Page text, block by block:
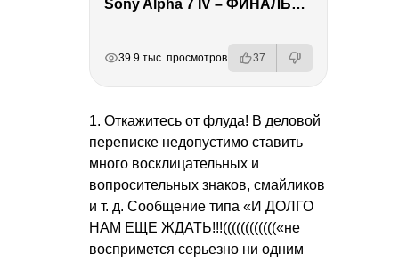
Sony Alpha 7 IV – ФИНАЛЬНЫЙ ОБЗОР
39.9 тыс. просмотров 37
1. Откажитесь от флуда! В деловой
переписке недопустимо ставить
много восклицательных и
вопросительных знаков, смайликов
и т. д. Сообщение типа «И ДОЛГО
НАМ ЕЩЕ ЖДАТЬ!!!((((((((((((«не
воспримется серьезно ни одним